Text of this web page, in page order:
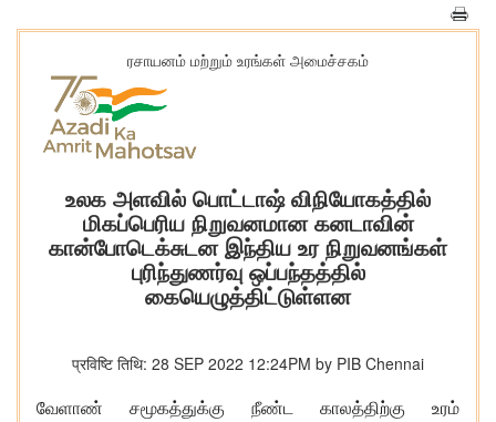
ரசாயனம் மற்றும் உரங்கள் அமைச்சகம்
உலக அளவில் பொட்டாஷ் விநியோகத்தில்
மிகப்பெரிய நிறுவனமான கனடாவின்
கான்போடெக்சுடன இந்திய உர நிறுவனங்கள்
புரிந்துணர்வு ஒப்பந்தத்தில்
கையெழுத்திட்டுள்ளன
प्रविष्टि तिथि: 28 SEP 2022 12:24PM by PIB Chennai
வேளாண் சமூகத்துக்கு நீண்ட காலத்திற்கு உரம்